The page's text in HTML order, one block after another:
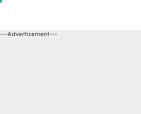
---Advertisement---